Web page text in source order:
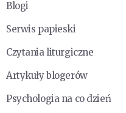
Blogi
Serwis papieski
Czytania liturgiczne
Artykuły blogerów
Psychologia na co dzień